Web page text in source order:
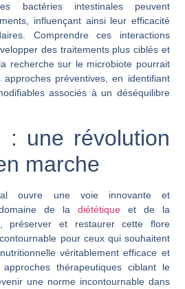
bactéries intestinales peuvent
influençant ainsi leur efficacité
Comprendre ces interactions
des traitements plus ciblés et
recherche sur le microbiote pourrait
préventives, en identifiant
associés à un déséquilibre
: une révolution
marche
ouvre une voie innovante et
de la diététiqueet de la
préserver et restaurer cette flore
pour ceux qui souhaitent
véritablement efficace et
thérapeutiques ciblant le
une norme incontournable dans